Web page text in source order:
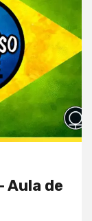
Aula de